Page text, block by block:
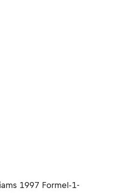
1997 Formel-1-